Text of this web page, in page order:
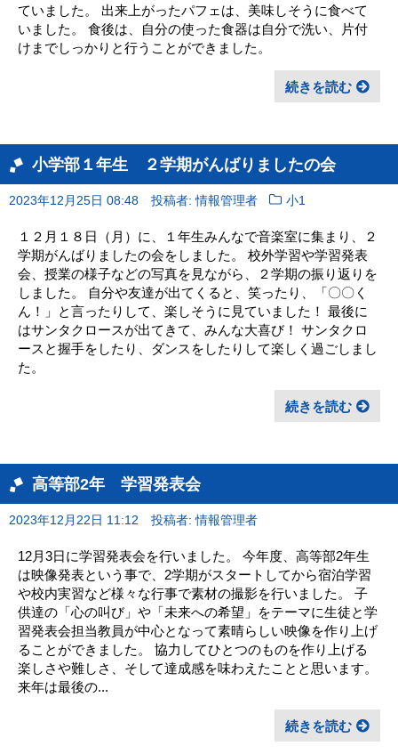
ていました。 出来上がったパフェは、美味しそうに食べて
いました。 食後は、自分の使った食器は自分で洗い、片付
けまでしっかりと行うことができました。
続きを読む
小学部１年生 ２学期がんばりましたの会
2023年12月25日 08:48 投稿者: 情報管理者 小1
１２月１８日（月）に、１年生みんなで音楽室に集まり、２
学期がんばりましたの会をしました。 校外学習や学習発表
会、授業の様子などの写真を見ながら、２学期の振り返りを
しました。 自分や友達が出てくると、笑ったり、「〇〇く
ん！」と言ったりして、楽しそうに見ていました！ 最後に
はサンタクロースが出てきて、みんな大喜び！ サンタクロ
ースと握手をしたり、ダンスをしたりして楽しく過ごしまし
た。
続きを読む
高等部2年 学習発表会
2023年12月22日 11:12 投稿者: 情報管理者
12月3日に学習発表会を行いました。 今年度、高等部2年生
は映像発表という事で、2学期がスタートしてから宿泊学習
や校内実習など様々な行事で素材の撮影を行いました。 子
供達の「心の叫び」や「未来への希望」をテーマに生徒と学
習発表会担当教員が中心となって素晴らしい映像を作り上げ
ることができました。 協力してひとつのものを作り上げる
楽しさや難しさ、そして達成感を味わえたことと思います。
来年は最後の...
続きを読む